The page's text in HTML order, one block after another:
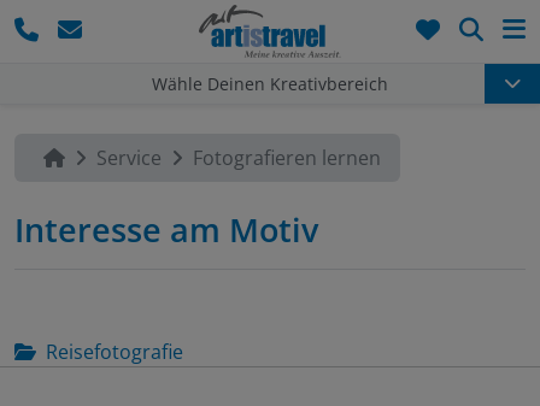
Wähle Deinen Kreativbereich
Service Fotografieren lernen
Interesse am Motiv
Reisefotografie